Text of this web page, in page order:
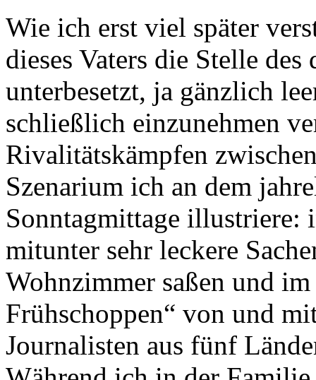
Wie ich erst viel später
dieses Vaters die Stelle
unterbesetzt, ja gänzlich
schließlich einzunehmen
Rivalitätskämpfen
Szenarium ich an dem
Sonntagmittage illustriere:
mitunter sehr leckere
Wohnzimmer saßen und
Frühschoppen“ von und
Journalisten aus fünf